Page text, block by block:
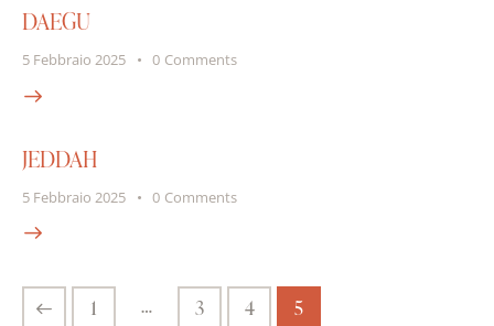
DAEGU
5 Febbraio 2025 0 Comments
JEDDAH
5 Febbraio 2025 0 Comments
1 … 3 4 5